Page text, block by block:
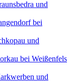
und
bei
und
bei Weißenfels
und